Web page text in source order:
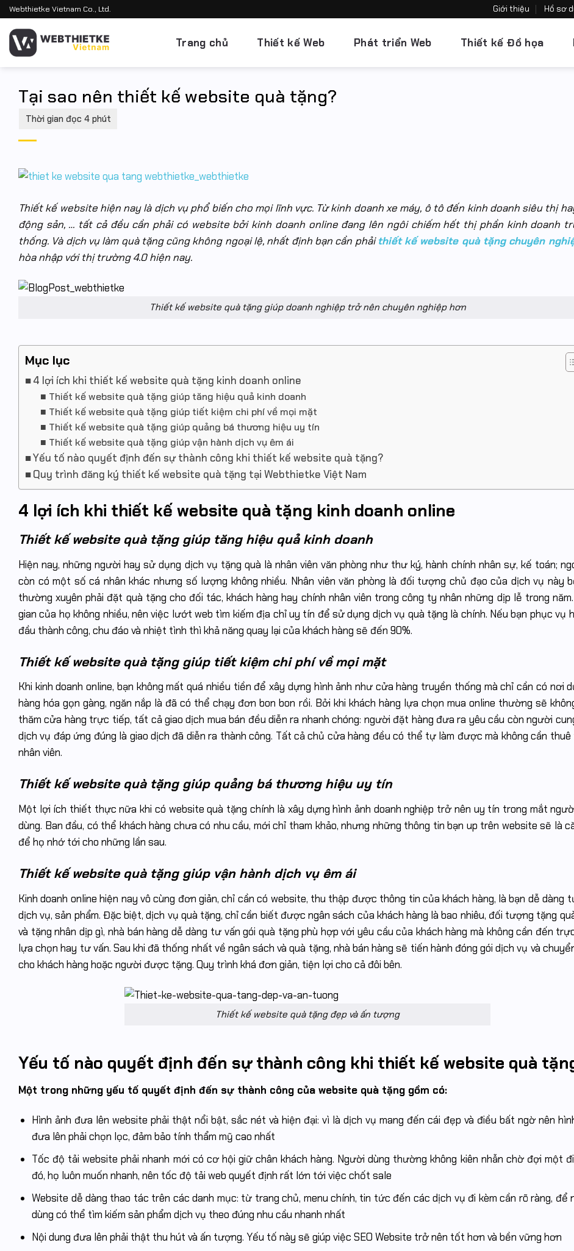
Bỏ
nội
dung
Webthietke Vietnam Co., Ltd. Giới thiệu Hồ sơ
Trang chủ Thiết kế Web Phát triển Web Thiết kế Đồ họa
Tại sao nên thiết kế website quà tặng?
Thiết kế website hiện nay là dịch vụ phổ biến cho mọi lĩnh vực. Từ kinh doanh xe máy, ô tô đến kinh doanh siêu thị
động sản, … tất cả đều cần phải có website bởi kinh doanh online đang lên ngôi chiếm hết thị phần kinh doanh
thống. Và dịch vụ làm quà tặng cũng không ngoại lệ, nhất định bạn cần phảithiết kế website quà tặng chuyên
hòa nhập với thị trường 4.0 hiện nay.
Thiết kế website quà tặng giúp doanh nghiệp trở nên chuyên nghiệp hơn
Mục lục
4 lợi ích khi thiết kế website quà tặng kinh doanh online
Thiết kế website quà tặng giúp tăng hiệu quả kinh doanh
Thiết kế website quà tặng giúp tiết kiệm chi phí về mọi mặt
Thiết kế website quà tặng giúp quảng bá thương hiệu uy tín
Thiết kế website quà tặng giúp vận hành dịch vụ êm ái
Yếu tố nào quyết định đến sự thành công khi thiết kế website quà tặng?
Quy trình đăng ký thiết kế website quà tặng tại Webthietke Việt Nam
4 lợi ích khi thiết kế website quà tặng kinh doanh online
Thiết kế website quà tặng giúp tăng hiệu quả kinh doanh
Hiện nay, những người hay sử dụng dịch vụ tặng quà là nhân viên văn phòng như thư ký, hành chính nhân sự, kế toán;
còn có một số cá nhân khác nhưng số lượng không nhiều. Nhân viên văn phòng là đối tượng chủ đạo của dịch vụ này
thường xuyên phải đặt quà tặng cho đối tác, khách hàng hay chính nhân viên trong công ty nhân những dịp lễ trong
gian của họ không nhiều, nên việc lướt web tìm kiếm địa chỉ uy tín để sử dụng dịch vụ quà tặng là chính. Nếu bạn phục vụ
đầu thành công, chu đáo và nhiệt tình thì khả năng quay lại của khách hàng sẽ đến 90%.
Thiết kế website quà tặng giúp tiết kiệm chi phí về mọi mặt
Khi kinh doanh online, bạn không mất quá nhiều tiền để xây dựng hình ảnh như cửa hàng truyền thống mà chỉ cần có nơi
hàng hóa gọn gàng, ngăn nắp là đã có thể chạy đơn bon bon rồi. Bởi khi khách hàng lựa chọn mua online thường sẽ
thăm cửa hàng trực tiếp, tất cả giao dịch mua bán đều diễn ra nhanh chóng: người đặt hàng đưa ra yêu cầu còn người
dịch vụ đáp ứng đúng là giao dịch đã diễn ra thành công. Tất cả chủ cửa hàng đều có thể tự làm được mà không cần thuê
nhân viên.
Thiết kế website quà tặng giúp quảng bá thương hiệu uy tín
Một lợi ích thiết thực nữa khi có website quà tặng chính là xây dựng hình ảnh doanh nghiệp trở nên uy tín trong mắt
dùng. Ban đầu, có thể khách hàng chưa có nhu cầu, mới chỉ tham khảo, nhưng những thông tin bạn up trên website sẽ là
để họ nhớ tới cho những lần sau.
Thiết kế website quà tặng giúp vận hành dịch vụ êm ái
Kinh doanh online hiện nay vô cùng đơn giản, chỉ cần có website, thu thập được thông tin của khách hàng, là bạn dễ dàng
dịch vụ, sản phẩm. Đặc biệt, dịch vụ quà tặng, chỉ cần biết được ngân sách của khách hàng là bao nhiêu, đối tượng tặng
và tặng nhân dịp gì, nhà bán hàng dễ dàng tư vấn gói quà tặng phù hợp với yêu cầu của khách hàng mà không cần đến
lựa chọn hay tư vấn. Sau khi đã thống nhất về ngân sách và quà tặng, nhà bán hàng sẽ tiến hành đóng gói dịch vụ và
cho khách hàng hoặc người được tặng. Quy trình khá đơn giản, tiện lợi cho cả đôi bên.
Thiết kế website quà tặng đẹp và ấn tượng
Yếu tố nào quyết định đến sự thành công khi thiết kế website quà
Một trong những yếu tố quyết định đến sự thành công của website quà tặng gồm có:
Hình ảnh đưa lên website phải thật nổi bật, sắc nét và hiện đại: vì là dịch vụ mang đến cái đẹp và điều bất ngờ nên
đưa lên phải chọn lọc, đảm bảo tính thẩm mỹ cao nhất
Tốc độ tải website phải nhanh mới có cơ hội giữ chân khách hàng. Người dùng thường không kiên nhẫn chờ đợi một
đó, họ luôn muốn nhanh, nên tốc độ tải web quyết định rất lớn tới việc chốt sale
Website dễ dàng thao tác trên các danh mục: từ trang chủ, menu chính, tin tức đến các dịch vụ đi kèm cần rõ ràng, để
dùng có thể tìm kiếm sản phẩm dịch vụ theo đúng nhu cầu nhanh nhất
Nội dung đưa lên phải thật thu hút và ấn tượng. Yếu tố này sẽ giúp việc SEO Website trở nên tốt hơn và bền vững hơn